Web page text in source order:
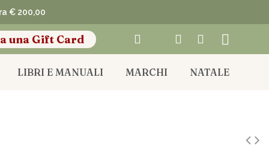
€ 200,00
una Gift Card
LIBRI E MANUALI MARCHI NATALE